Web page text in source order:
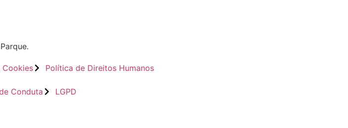
Cookies Política de Direitos Humanos
Conduta LGPD